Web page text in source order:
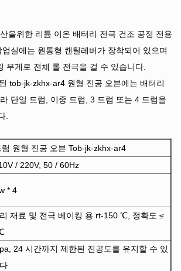
을위한 리튬 이온 배터리 전극 건조 공정 전용
실에는 원통형 캔틸레버가 장착되어 있으며
무게로 전체 롤 전극을 걸 수 있습니다.
tob-jk-zkhx-ar4 원형 진공 오븐에는 배터리
단일 드럼, 이중 드럼, 3 드럼 또는 4 드럼을
.
럼 원형 진공 오븐 Tob-jk-zkhx-ar4
/ 220V, 50 / 60Hz
* 4
재료 및 전극 베이킹 용 rt-150 ℃, 정확도 ≤
24 시간까지 제한된 진공도를 유지할 수 있